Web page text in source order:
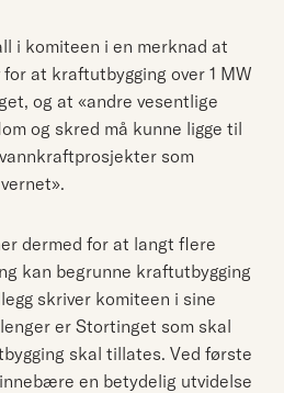
i komiteen i en merknad at
at kraftutbygging over 1 MW
og at «andre vesentlige
og skred må kunne ligge til
som
dermed for at langt flere
kan begrunne kraftutbygging
skriver komiteen i sine
er Stortinget som skal
skal tillates. Ved første
en betydelig utvidelse